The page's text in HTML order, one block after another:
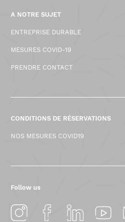
A NOTRE SUJET
ENTREPRISE DURABLE
MESURES COVID-19
PRENDRE CONTACT
CONDITIONS DE RÉSERVATIONS
NOS MESURES COVID19
Follow us